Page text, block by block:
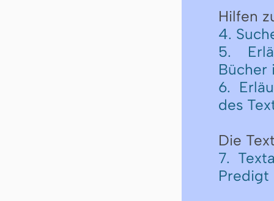
Hilfen
4.
5.
Bücher
6.
des
Die
7.
Predigt